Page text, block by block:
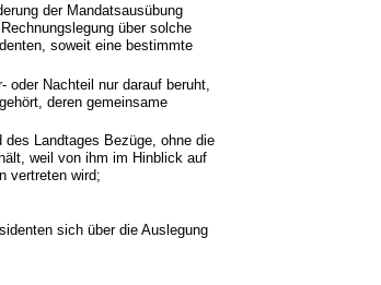
der Mandatsausübung
über solche
soweit eine bestimmte
Nachteil nur darauf beruht,
deren gemeinsame
Landtages Bezüge, ohne die
weil von ihm im Hinblick auf
vertreten wird;
sich über die Auslegung